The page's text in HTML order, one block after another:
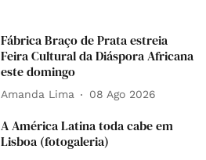
Fábrica Braço de Prata estreia
Feira Cultural da Diáspora Africana
este domingo
Amanda Lima 08 Ago 2026
A América Latina toda cabe em
Lisboa (fotogaleria)